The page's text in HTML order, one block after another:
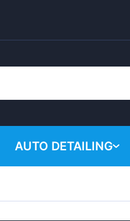
AUTO DETAILING